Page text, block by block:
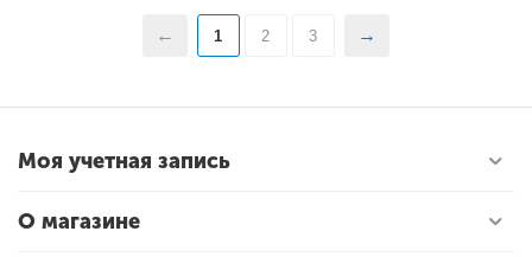
1 2 3
Моя учетная запись
О магазине